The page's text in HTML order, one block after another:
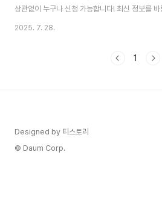
상관없이 누구나 신청 가능합니다! 최신 정보를 바
사용처, 그리고 소상공인 지원 정책까지 자세히 알
터 지급이 시작되었다는 소식에 바로 찾아봤는데
2025. 7. 28.
1
Designed by 티스토리
© Daum Corp.